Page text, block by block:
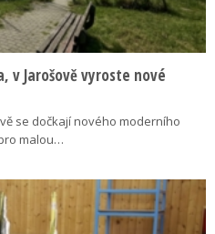
v Jarošově vyroste nové
se dočkají nového moderního
malou…